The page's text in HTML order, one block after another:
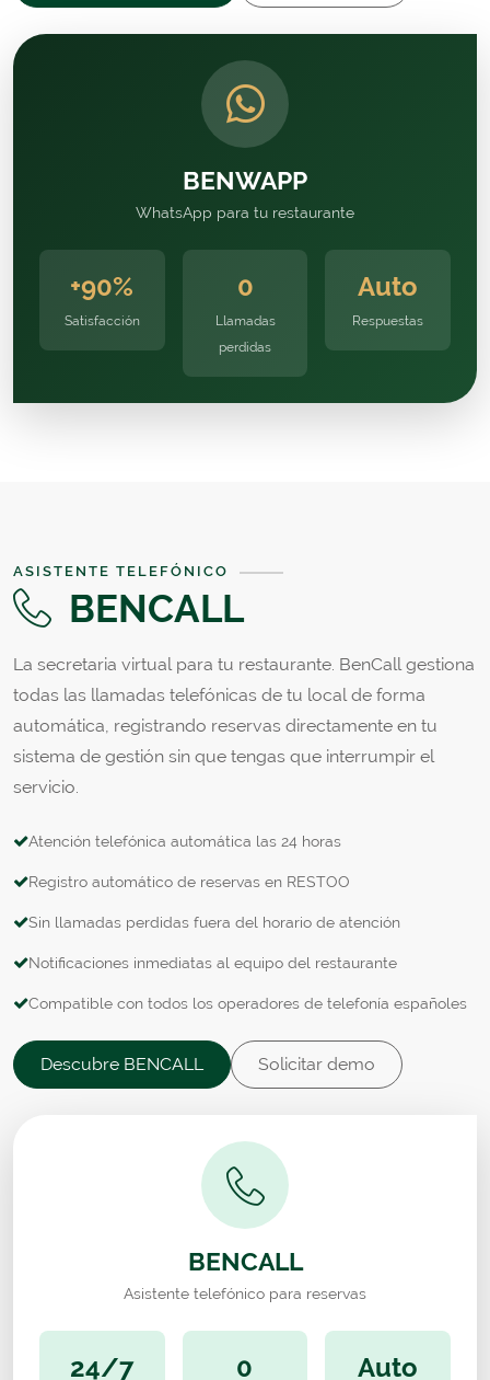
BENWAPP
WhatsApp para tu restaurante
+90%
Satisfacción
0
Llamadas
perdidas
Auto
Respuestas
ASISTENTE TELEFÓNICO
BENCALL
La secretaria virtual para tu restaurante. BenCall gestiona
todas las llamadas telefónicas de tu local de forma
automática, registrando reservas directamente en tu
sistema de gestión sin que tengas que interrumpir el
servicio.
Atención telefónica automática las 24 horas
Registro automático de reservas en RESTOO
Sin llamadas perdidas fuera del horario de atención
Notificaciones inmediatas al equipo del restaurante
Compatible con todos los operadores de telefonía españoles
Descubre BENCALL Solicitar demo
BENCALL
Asistente telefónico para reservas
24/7 0 Auto